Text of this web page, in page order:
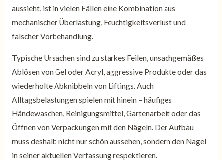
aussieht, ist in vielen Fällen eine Kombination aus
mechanischer Überlastung, Feuchtigkeitsverlust und
falscher Vorbehandlung.
Typische Ursachen sind zu starkes Feilen, unsachgemäßes
Ablösen von Gel oder Acryl, aggressive Produkte oder das
wiederholte Abknibbeln von Liftings. Auch
Alltagsbelastungen spielen mit hinein – häufiges
Händewaschen, Reinigungsmittel, Gartenarbeit oder das
Öffnen von Verpackungen mit den Nägeln. Der Aufbau
muss deshalb nicht nur schön aussehen, sondern den Nagel
in seiner aktuellen Verfassung respektieren.